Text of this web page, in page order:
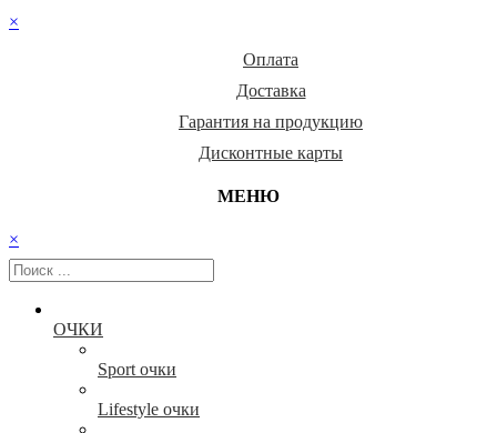
×
Оплата
Доставка
Гарантия на продукцию
Дисконтные карты
МЕНЮ
×
ОЧКИ
Sport очки
Lifestyle очки